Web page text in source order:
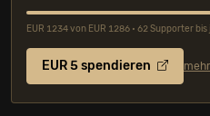
EUR 1234 von EUR 1286 • 62 Supporter
EUR 5 spendieren